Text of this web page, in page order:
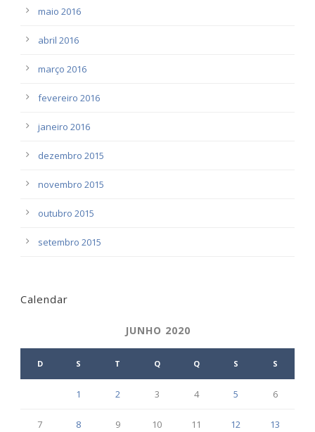
maio 2016
abril 2016
março 2016
fevereiro 2016
janeiro 2016
dezembro 2015
novembro 2015
outubro 2015
setembro 2015
Calendar
JUNHO 2020
D S T Q Q S S
1 2 3 4 5 6
7 8 9 10 11 12 13